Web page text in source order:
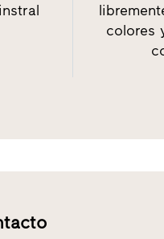
colores